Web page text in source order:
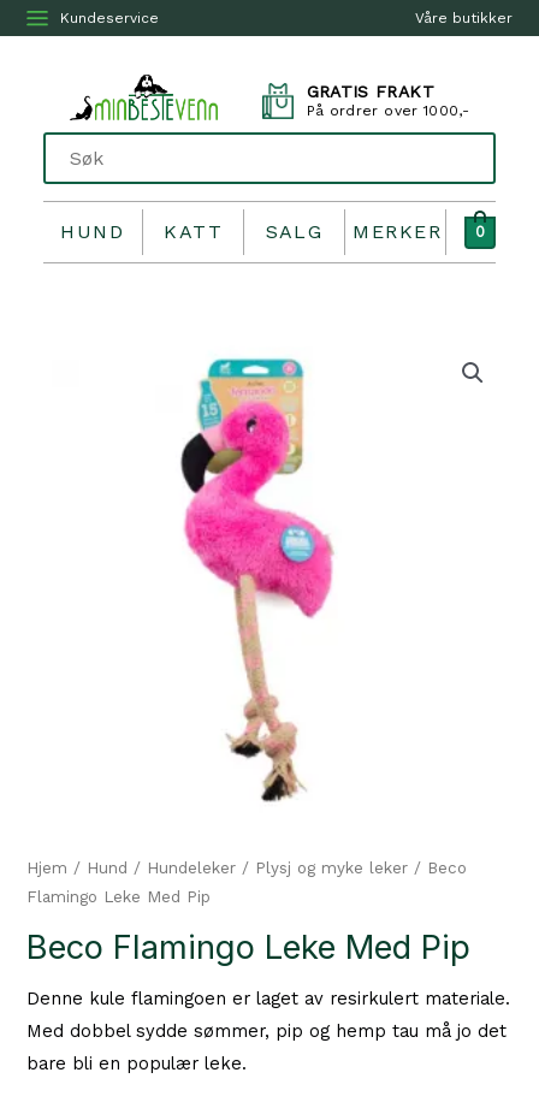
Våre butikker
Kundeservice
GRATIS FRAKT
På ordrer over 1000,-
HUND KATT SALG MERKER 0
Hjem / Hund / Hundeleker / Plysj og myke leker / Beco
Flamingo Leke Med Pip
Beco Flamingo Leke Med Pip
Denne kule flamingoen er laget av resirkulert materiale.
Med dobbel sydde sømmer, pip og hemp tau må jo det
bare bli en populær leke.